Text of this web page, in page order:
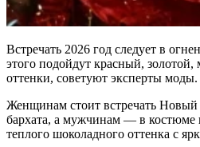
Встречать 2026 год следует в
этого подойдут красный,
оттенки, советуют эксперты моды.
Женщинам стоит встречать Новый
бархата, а мужчинам — в костюме
теплого шоколадного оттенка с